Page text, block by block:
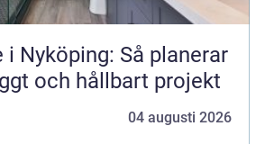
i Nyköping: Så planerar
och hållbart projekt
04 augusti 2026